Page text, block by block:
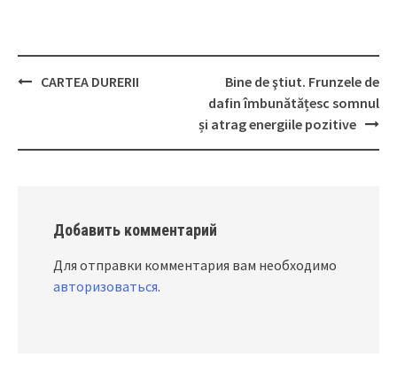
CARTEA DURERII
Bine de ştiut. Frunzele de
dafin îmbunătățesc somnul
și atrag energiile pozitive
Добавить комментарий
Для отправки комментария вам необходимо
авторизоваться.